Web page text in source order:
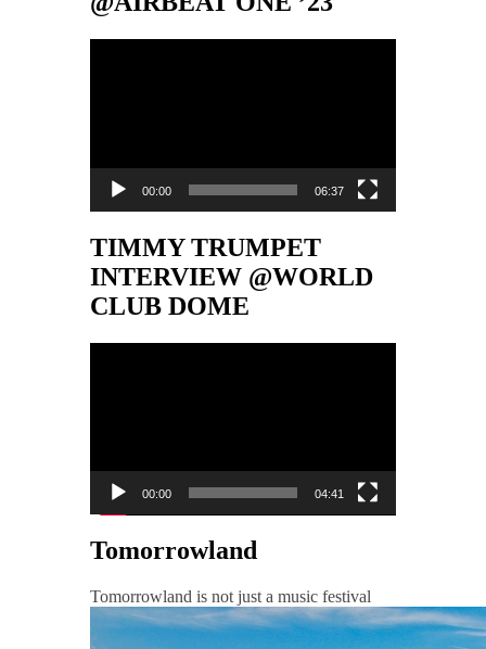
00:00 06:37
TIMMY TRUMPET
INTERVIEW @WORLD
CLUB DOME
00:00 04:41
Tomorrowland
Tomorrowland is not just a music festival